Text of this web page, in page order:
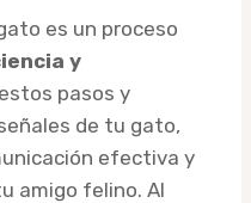
es un proceso
y
pasos y
de tu gato,
efectiva y
amigo felino. Al